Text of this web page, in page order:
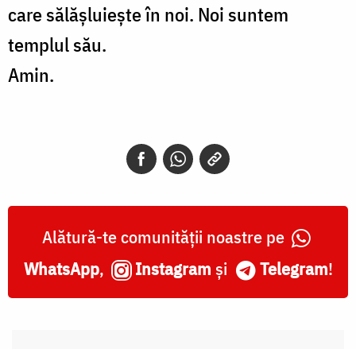
care sălășluiește în noi. Noi suntem
templul său.
Amin.
Alătură-te comunității noastre pe
WhatsApp, Instagram și Telegram!